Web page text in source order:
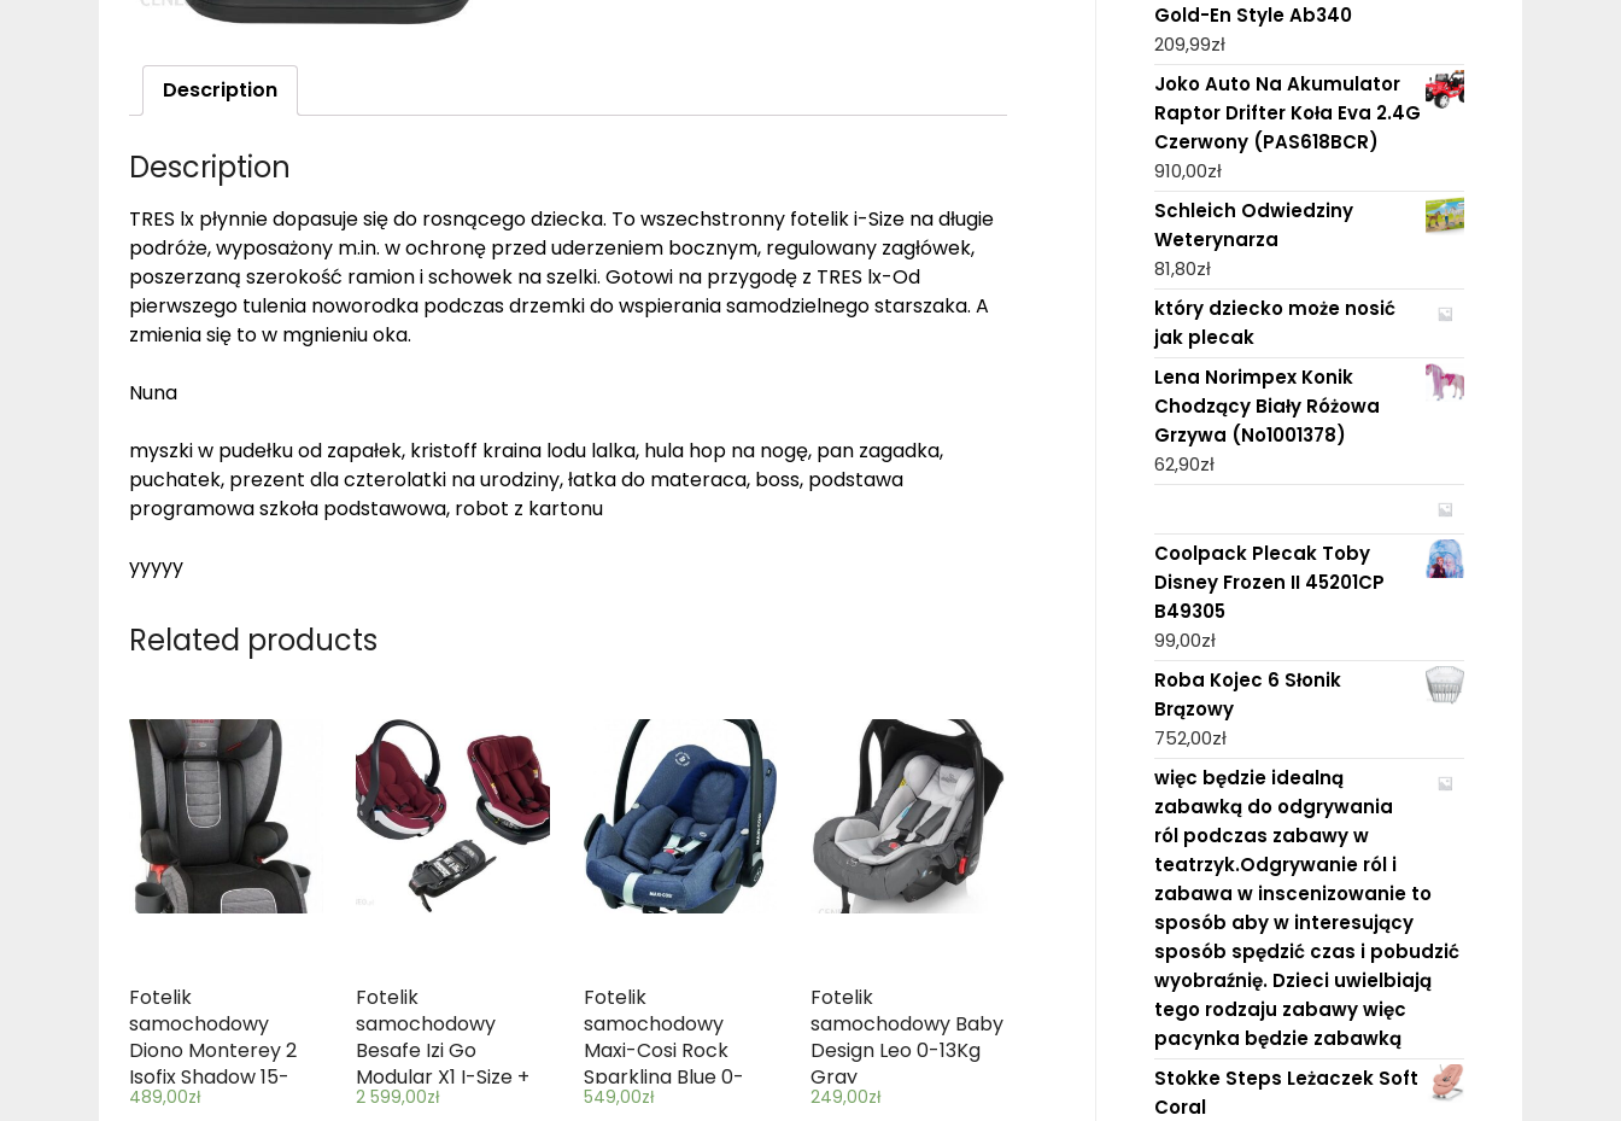
Description
Description
TRES lx płynnie dopasuje się do rosnącego dziecka. To wszechstronny fotelik i-Size na długie
podróże, wyposażony m.in. w ochronę przed uderzeniem bocznym, regulowany zagłówek,
poszerzaną szerokość ramion i schowek na szelki. Gotowi na przygodę z TRES lx-Od
pierwszego tulenia noworodka podczas drzemki do wspierania samodzielnego starszaka. A
zmienia się to w mgnieniu oka.
Nuna
myszki w pudełku od zapałek, kristoff kraina lodu lalka, hula hop na nogę, pan zagadka,
puchatek, prezent dla czterolatki na urodziny, łatka do materaca, boss, podstawa
programowa szkoła podstawowa, robot z kartonu
yyyyy
Related products
Fotelik
samochodowy
Diono Monterey 2
Isofix Shadow 15-
36Kg
489,00zł
Fotelik
samochodowy
Besafe Izi Go
Modular X1 I-Size +
Izi Modular I-Size +
2 599,00zł
Fotelik
samochodowy
Maxi-Cosi Rock
Sparkling Blue 0-
13Kg
549,00zł
Fotelik
samochodowy Baby
Design Leo 0-13Kg
Gray
249,00zł
Gold-En Style Ab340
209,99zł
Joko Auto Na Akumulator
Raptor Drifter Koła Eva 2.4G
Czerwony (PAS618BCR)
910,00zł
Schleich Odwiedziny
Weterynarza
81,80zł
który dziecko może nosić
jak plecak
Lena Norimpex Konik
Chodzący Biały Różowa
Grzywa (No1001378)
62,90zł
Coolpack Plecak Toby
Disney Frozen II 45201CP
B49305
99,00zł
Roba Kojec 6 Słonik
Brązowy
752,00zł
więc będzie idealną
zabawką do odgrywania
ról podczas zabawy w
teatrzyk.Odgrywanie ról i
zabawa w inscenizowanie to
sposób aby w interesujący
sposób spędzić czas i pobudzić
wyobraźnię. Dzieci uwielbiają
tego rodzaju zabawy więc
pacynka będzie zabawką
Stokke Steps Leżaczek Soft
Coral